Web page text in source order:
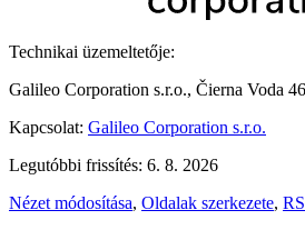
Technikai üzemeltetője:
Galileo Corporation s.r.o., Čierna Voda
Kapcsolat: Galileo Corporation s.r.o.
Legutóbbi frissítés: 6. 8. 2026
Nézet módosítása, Oldalak szerkezete,